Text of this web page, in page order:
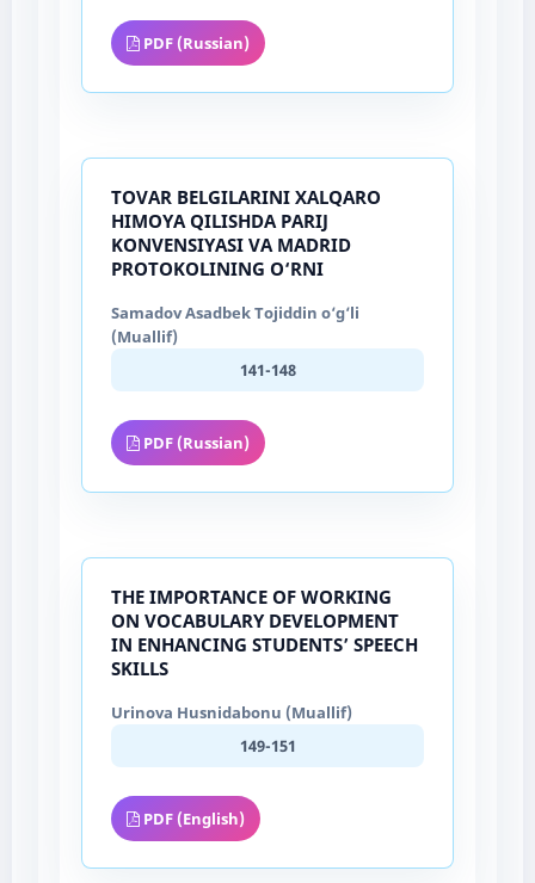
PDF (Russian)
TOVAR BELGILARINI XALQARO
HIMOYA QILISHDA PARIJ
KONVENSIYASI VA MADRID
PROTOKOLINING O‘RNI
Samadov Asadbek Tojiddin o‘g‘li
(Muallif)
141-148
PDF (Russian)
THE IMPORTANCE OF WORKING
ON VOCABULARY DEVELOPMENT
IN ENHANCING STUDENTS’ SPEECH
SKILLS
Urinova Husnidabonu (Muallif)
149-151
PDF (English)